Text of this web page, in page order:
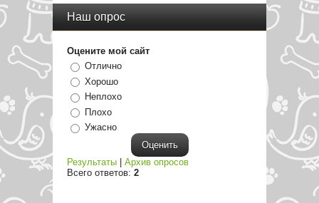
Наш опрос
Оцените мой сайт
Отлично
Хорошо
Неплохо
Плохо
Ужасно
Результаты
Архив опросов
Всего ответов: 2